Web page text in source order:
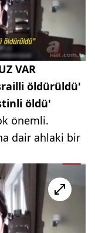
VAR
öldürüldü'
öldü'
önemli.
dair ahlaki bir